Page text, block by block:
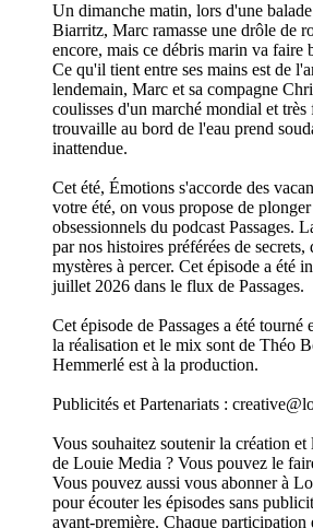
Un dimanche matin, lors d'une
Biarritz, Marc ramasse une drôle de
encore, mais ce débris marin va faire
Ce qu'il tient entre ses mains est de
lendemain, Marc et sa compagne
coulisses d'un marché mondial et
trouvaille au bord de l'eau prend
inattendue.
Cet été, Émotions s'accorde des
votre été, on vous propose de
obsessionnels du podcast Passages.
par nos histoires préférées de secrets,
mystères à percer. Cet épisode a été
juillet 2026 dans le flux de Passages.
Cet épisode de Passages a été tourné
la réalisation et le mix sont de Théo
Hemmerlé est à la production.
Publicités et Partenariats :
Vous souhaitez soutenir la création
de Louie Media ? Vous pouvez le
Vous pouvez aussi vous abonner à
pour écouter les épisodes sans
avant-première. Chaque participation